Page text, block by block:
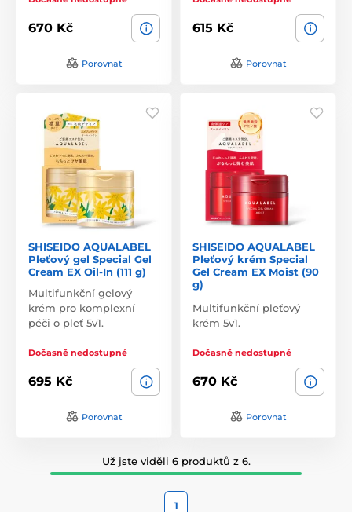
670 Kč
Porovnat
615 Kč
Porovnat
SHISEIDO AQUALABEL
Pleťový gel Special Gel
Cream EX Oil-In (111 g)
Multifunkční gelový
krém pro komplexní
péči o pleť 5v1.
Dočasně nedostupné
695 Kč
Porovnat
SHISEIDO AQUALABEL
Pleťový krém Special
Gel Cream EX Moist (90
g)
Multifunkční pleťový
krém 5v1.
Dočasně nedostupné
670 Kč
Porovnat
Už jste viděli 6 produktů z 6.
1